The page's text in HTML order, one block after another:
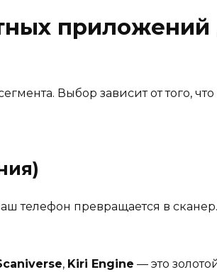
Выбор зависит от того,
телефон превращается в
, Kiri Engine — это